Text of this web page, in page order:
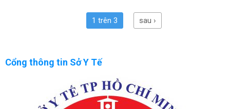
1 trên 3 sau ›
Cổng thông tin Sở Y Tế